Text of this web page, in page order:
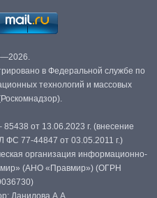
в Федеральной службе по
технологий и массовых
от 13.06.2023 г. (внесение
ФС 77-44847 от 03.05.2011 г.)
организация информационно-
(АНО «Правмир») (ОГРН